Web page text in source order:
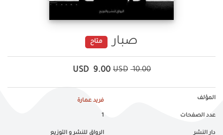
صبار متاح
10.00
USD
9.00
USD
المؤلف فريد عمارة
عدد الصفحات 1
دار النشر الرواق للنشر و التوزيع